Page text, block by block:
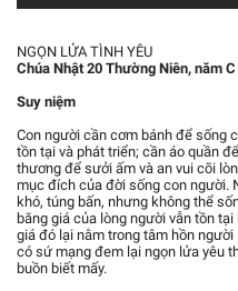
NGỌN LỬA TÌNH YÊU
Chúa Nhật 20 Thường Niên, năm C
Suy niệm
Con người cần cơm bánh để sống
tồn tại và phát triển; cần áo quần
thương để sưởi ấm và an vui cõi
mục đích của đời sống con người.
khó, túng bấn, nhưng không thể
băng giá của lòng người vẫn tồn
giá đó lại nằm trong tâm hồn
có sứ mạng đem lại ngọn lửa yêu
buồn biết mấy.